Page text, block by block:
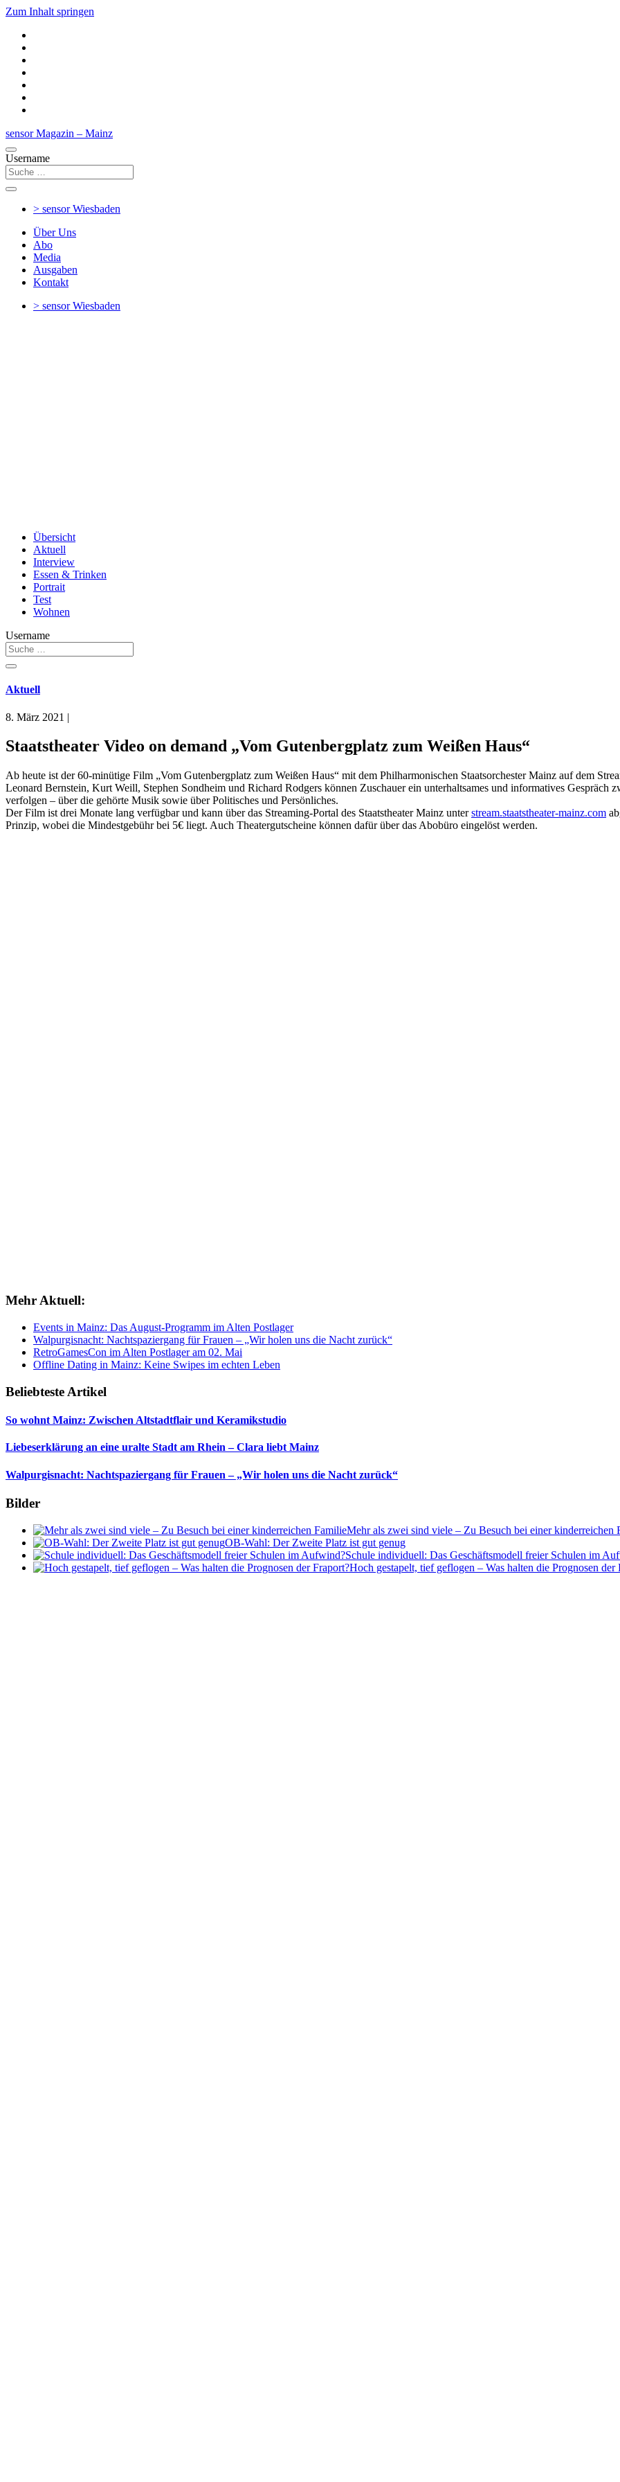
Zum Inhalt springen
sensor Magazin – Mainz
Username
> sensorWiesbaden
Über Uns
Abo
Media
Ausgaben
Kontakt
> sensorWiesbaden
Übersicht
Aktuell
Interview
Essen & Trinken
Portrait
Test
Wohnen
Username
Aktuell
8. März 2021 |
Staatstheater Video on demand „Vom Gutenbergplatz zum Weißen Haus“
Ab heute ist der 60-minütige Film „Vom Gutenbergplatz zum Weißen Haus“ mit dem Philharmonischen Staatsorchester Mainz auf dem
Leonard Bernstein, Kurt Weill, Stephen Sondheim und Richard Rodgers können Zuschauer ein unterhaltsames und informatives
verfolgen – über die gehörte Musik sowie über Politisches und Persönliches.
Der Film ist drei Monate lang verfügbar und kann über das Streaming-Portal des Staatstheater Mainz unterstream.staatstheater-mainz.com
Prinzip, wobei die Mindestgebühr bei 5€ liegt. Auch Theatergutscheine können dafür über das Abobüro eingelöst werden.
Mehr Aktuell:
Events in Mainz: Das August-Programm im Alten Postlager
Walpurgisnacht: Nachtspaziergang für Frauen – „Wir holen uns die Nacht zurück“
RetroGamesCon im Alten Postlager am 02. Mai
Offline Dating in Mainz: Keine Swipes im echten Leben
Beliebteste Artikel
So wohnt Mainz: Zwischen Altstadtflair und Keramikstudio
Liebeserklärung an eine uralte Stadt am Rhein – Clara liebt Mainz
Walpurgisnacht: Nachtspaziergang für Frauen – „Wir holen uns die Nacht zurück“
Bilder
Mehr als zwei sind viele – Zu Besuch bei einer kinderreichen
OB-Wahl: Der Zweite Platz ist gut genug
Schule individuell: Das Geschäftsmodell freier Schulen im
Hoch gestapelt, tief geflogen – Was halten die Prognosen der